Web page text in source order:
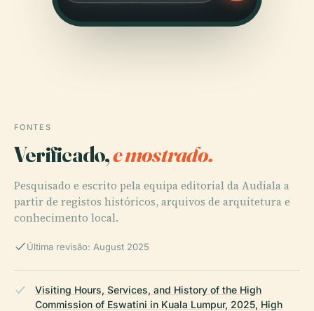
FONTES
Verificado,e mostrado.
Pesquisado e escrito pela equipa editorial da Audiala a
partir de registos históricos, arquivos de arquitetura e
conhecimento local.
Última revisão: August 2025
Visiting Hours, Services, and History of the High
Commission of Eswatini in Kuala Lumpur, 2025, High